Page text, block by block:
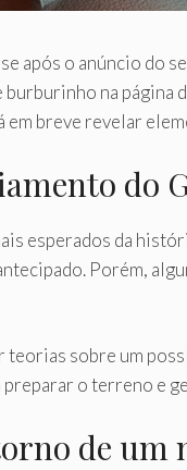
após o anúncio do
na página
em breve revelar
do
esperados da
Porém,
sobre um
o terreno e
de